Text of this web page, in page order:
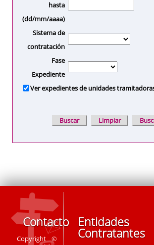
hasta
(dd/mm/aaaa)
Sistema de
contratación
Fase
Expediente
Ver expedientes de unidades
Contacto
Copyright ©
Entidades
Contratantes